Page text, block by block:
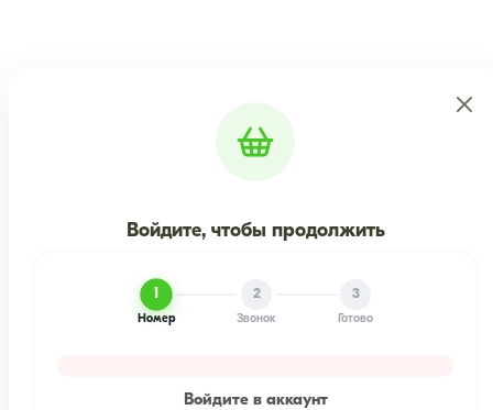
Войдите, чтобы продолжить
1
Номер
2
Звонок
3
Готово
Войдите в аккаунт